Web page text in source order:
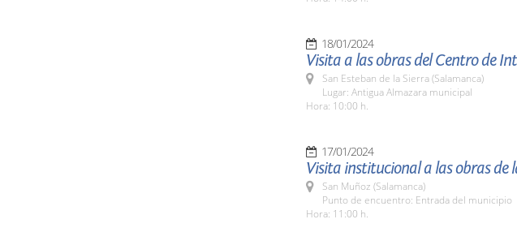
18/01/2024
Visita a las obras del Centro de
San Esteban de la Sierra (Salamanca)
Lugar: Antigua Almazara municipal
Hora: 10:00 h.
17/01/2024
Visita institucional a las obras de
San Muñoz (Salamanca)
Punto de encuentro: Entrada del municipio
Hora: 11:00 h.